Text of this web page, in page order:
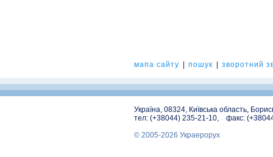
мапа сайту пошук зворотний
Україна, 08324, Київська область,
тел: (+38044) 235-21-10, факс:
© 2005-2026 Украерорух